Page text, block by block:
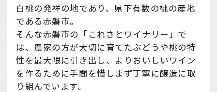
白桃の発祥の地であり、県下有数の桃の産地
である赤磐市。
そんな赤磐市の「これさとワイナリー」で
は、農家の方が大切に育てたぶどうや桃の特
性を最大限に引き出し、よりおいしいワイン
を作るために手間を惜しまず丁寧に醸造に取
り組んでいます。